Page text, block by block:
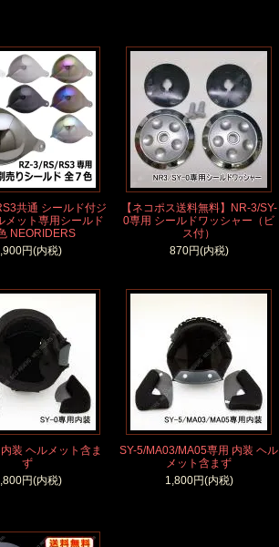
共通 シールド付ジ
メット専用シールド
NEORIDERS
円(内税)
【ネコポス送料無料】NR-3/SY-
0専用 シールドワッシャー（ビ
ス付）
870円(内税)
装 ヘルメット含ま
ず
円(内税)
SY-5/MA03/MA05専用 内装 ヘル
メット含まず
1,800円(内税)